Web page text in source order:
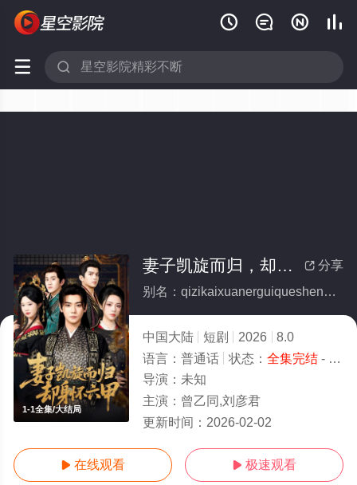
   
 
1-1全集/大结局
 分享
妻子凯旋而归，却身怀六甲(全集)
别名：qizikaixuanerguiqueshenhuailiujia
中国大陆 短剧 2026
8.0
语言： 普通话 状态： 全集完结- 免费在线观看
导演： 未知
主演： 曾乙同,刘彦君
更新时间： 2026-02-02
 在线观看  极速观看